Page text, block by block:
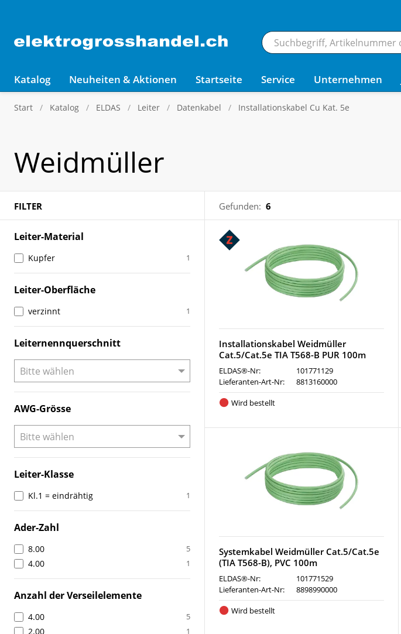
Katalog Neuheiten & Aktionen Startseite Service Unternehmen
Start Katalog ELDAS Leiter Datenkabel Installationskabel Cu Kat. 5e
Weidmüller
FILTER Gefunden: 6
Leiter-Material
Kupfer 1
Leiter-Oberfläche
verzinnt 1
Leiternennquerschnitt
AWG-Grösse
Leiter-Klasse
Kl.1 = eindrähtig 1
Ader-Zahl
8.00 5
4.00 1
Anzahl der Verseilelemente
4.00 5
2.00 1
Installationskabel Weidmüller
Cat.5/Cat.5e TIA T568-B PUR 100m
ELDAS®-Nr:
101771129
Lieferanten-Art-Nr:
8813160000
Wird bestellt
Systemkabel Weidmüller Cat.5/Cat.5e
(TIA T568-B), PVC 100m
ELDAS®-Nr:
101771529
Lieferanten-Art-Nr:
8898990000
Wird bestellt